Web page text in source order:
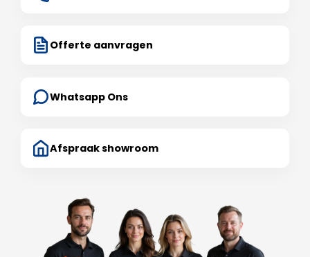
Offerte aanvragen
Whatsapp Ons
Afspraak showroom